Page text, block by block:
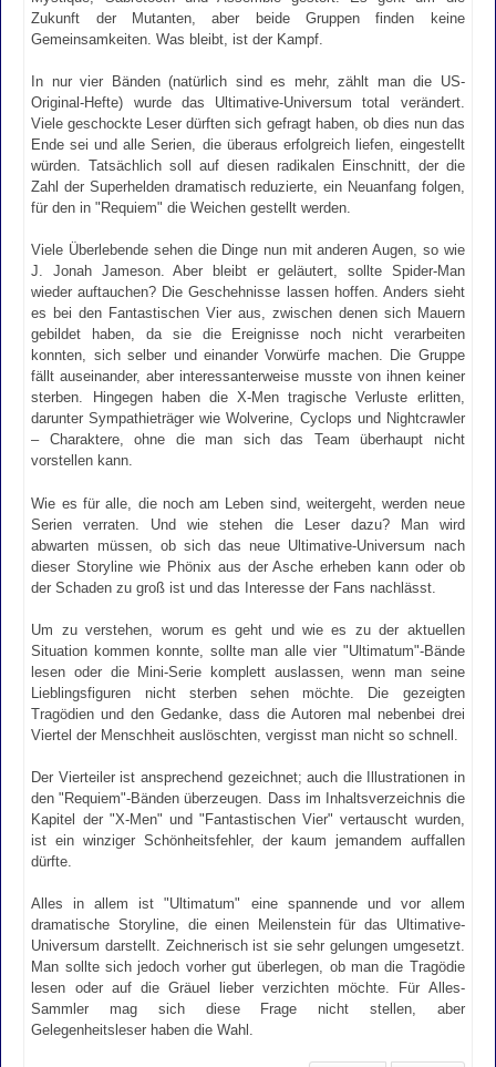
Zukunft der Mutanten, aber beide Gruppen finden keine
Gemeinsamkeiten. Was bleibt, ist der Kampf.
In nur vier Bänden (natürlich sind es mehr, zählt man die US-
Original-Hefte) wurde das Ultimative-Universum total verändert.
Viele geschockte Leser dürften sich gefragt haben, ob dies nun das
Ende sei und alle Serien, die überaus erfolgreich liefen, eingestellt
würden. Tatsächlich soll auf diesen radikalen Einschnitt, der die
Zahl der Superhelden dramatisch reduzierte, ein Neuanfang folgen,
für den in "Requiem" die Weichen gestellt werden.
Viele Überlebende sehen die Dinge nun mit anderen Augen, so wie
J. Jonah Jameson. Aber bleibt er geläutert, sollte Spider-Man
wieder auftauchen? Die Geschehnisse lassen hoffen. Anders sieht
es bei den Fantastischen Vier aus, zwischen denen sich Mauern
gebildet haben, da sie die Ereignisse noch nicht verarbeiten
konnten, sich selber und einander Vorwürfe machen. Die Gruppe
fällt auseinander, aber interessanterweise musste von ihnen keiner
sterben. Hingegen haben die X-Men tragische Verluste erlitten,
darunter Sympathieträger wie Wolverine, Cyclops und Nightcrawler
– Charaktere, ohne die man sich das Team überhaupt nicht
vorstellen kann.
Wie es für alle, die noch am Leben sind, weitergeht, werden neue
Serien verraten. Und wie stehen die Leser dazu? Man wird
abwarten müssen, ob sich das neue Ultimative-Universum nach
dieser Storyline wie Phönix aus der Asche erheben kann oder ob
der Schaden zu groß ist und das Interesse der Fans nachlässt.
Um zu verstehen, worum es geht und wie es zu der aktuellen
Situation kommen konnte, sollte man alle vier "Ultimatum"-Bände
lesen oder die Mini-Serie komplett auslassen, wenn man seine
Lieblingsfiguren nicht sterben sehen möchte. Die gezeigten
Tragödien und den Gedanke, dass die Autoren mal nebenbei drei
Viertel der Menschheit auslöschten, vergisst man nicht so schnell.
Der Vierteiler ist ansprechend gezeichnet; auch die Illustrationen in
den "Requiem"-Bänden überzeugen. Dass im Inhaltsverzeichnis die
Kapitel der "X-Men" und "Fantastischen Vier" vertauscht wurden,
ist ein winziger Schönheitsfehler, der kaum jemandem auffallen
dürfte.
Alles in allem ist "Ultimatum" eine spannende und vor allem
dramatische Storyline, die einen Meilenstein für das Ultimative-
Universum darstellt. Zeichnerisch ist sie sehr gelungen umgesetzt.
Man sollte sich jedoch vorher gut überlegen, ob man die Tragödie
lesen oder auf die Gräuel lieber verzichten möchte. Für Alles-
Sammler mag sich diese Frage nicht stellen, aber
Gelegenheitsleser haben die Wahl.